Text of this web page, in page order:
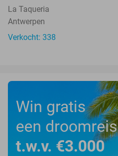
La Taqueria
Antwerpen
Verkocht: 338
Win gratis
een droomreis
t.w.v. €3.000